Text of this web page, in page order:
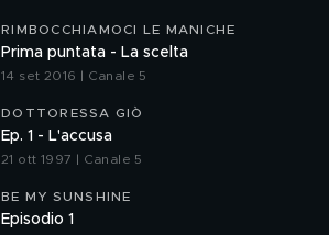
RIMBOCCHIAMOCI LE MANICHE
Prima puntata - La scelta
14 set 2016 | Canale 5
DOTTORESSA GIÒ
Ep. 1 - L'accusa
21 ott 1997 | Canale 5
BE MY SUNSHINE
Episodio 1